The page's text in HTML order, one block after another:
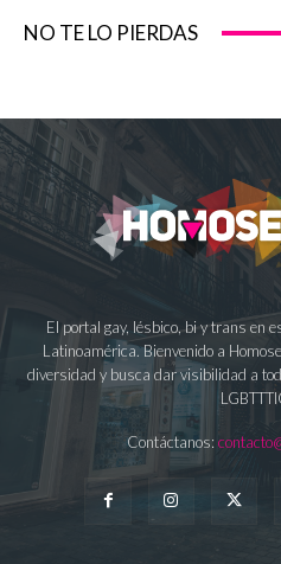
NO TE LO PIERDAS
El portal gay, lésbico, bi y trans en
Latinoamérica. Bienvenido a
diversidad y busca dar visibilidad a
Contáctanos: